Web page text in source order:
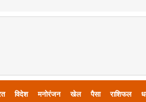
विदेश मनोरंजन खेल पैसा राशिफल